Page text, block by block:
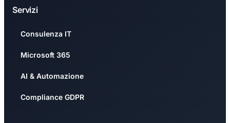
Servizi
Consulenza IT
Microsoft 365
AI & Automazione
Compliance GDPR